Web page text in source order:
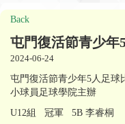
Back
屯門復活節青少年
2024-06-24
屯門復活節青少年5人足球
小球員足球學院主辦
U12組 冠軍 5B 李睿桐